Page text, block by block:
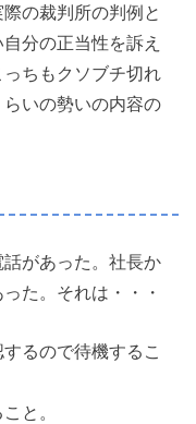
の裁判所の判例と
分の正当性を訴え
ちもクソブチ切れ
いの勢いの内容の
があった。社長か
た。それは・・・
るので待機するこ
と。